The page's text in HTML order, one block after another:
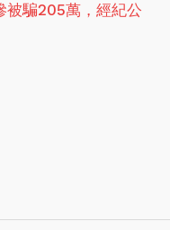
被騙205萬，經紀公